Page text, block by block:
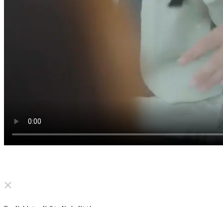
Click to unmute
işimi bitirince sana dönüş yaparım